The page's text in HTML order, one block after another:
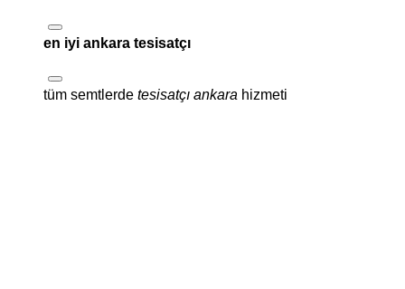
en iyi ankara tesisatçı
tüm semtlerde tesisatçı ankara hizmeti